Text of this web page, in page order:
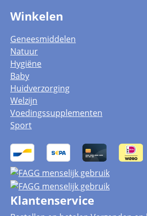
Winkelen
Geneesmiddelen
Natuur
Hygiëne
Baby
Huidverzorging
Welzijn
Voedingssupplementen
Sport
Klantenservice